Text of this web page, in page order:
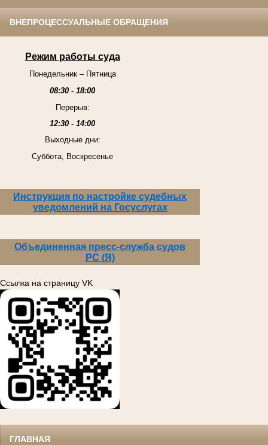
ВНЕПРОЦЕССУАЛЬНЫЕ ОБРАЩЕНИЯ
Режим работы суда
Понедельник – Пятница
08:30 - 18:00
Перерыв:
12:30 - 14:00
Выходные дни:
Суббота, Воскресенье
Инструкция по настройке судебных
уведомлений на Госуслугах
Объединенная пресс-служба судов
РС (Я)
Ссылка на страницу VK
ГЛАВНАЯ